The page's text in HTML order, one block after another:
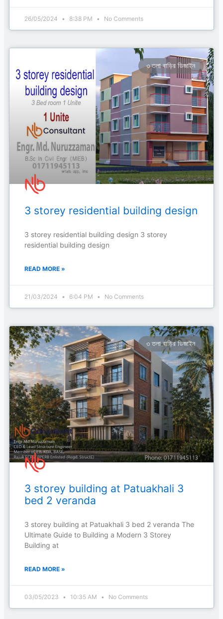
26/05/2024 8:38 PM No Comments
৩ তলা বাড়ির ডিজাইন
3 storey residential building design
3 storey residential building design 3 storey
residential building design
READ MORE »
21/03/2024 6:04 PM No Comments
৩ তলা বাড়ির ডিজাইন
3 storey building at Patuakhali 3
bed 2 veranda
3 storey building at Patuakhali 3 bed 2 veranda The
Ultimate Guide to Building a Modern 3 Storey
Building at
READ MORE »
03/05/2023 10:35 AM No Comments